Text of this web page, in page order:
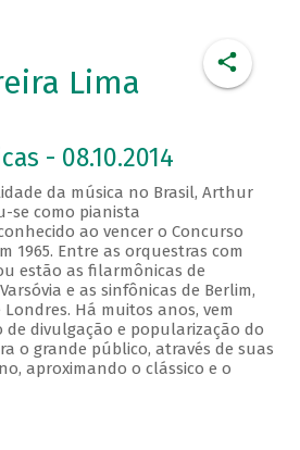
Lima
- 08.10.2014
da música no Brasil, Arthur
se como pianista
ao vencer o Concurso
1965. Entre as orquestras com
estão as filarmônicas de
e as sinfônicas de Berlim,
Londres. Há muitos anos, vem
divulgação e popularização do
o grande público, através de suas
aproximando o clássico e o